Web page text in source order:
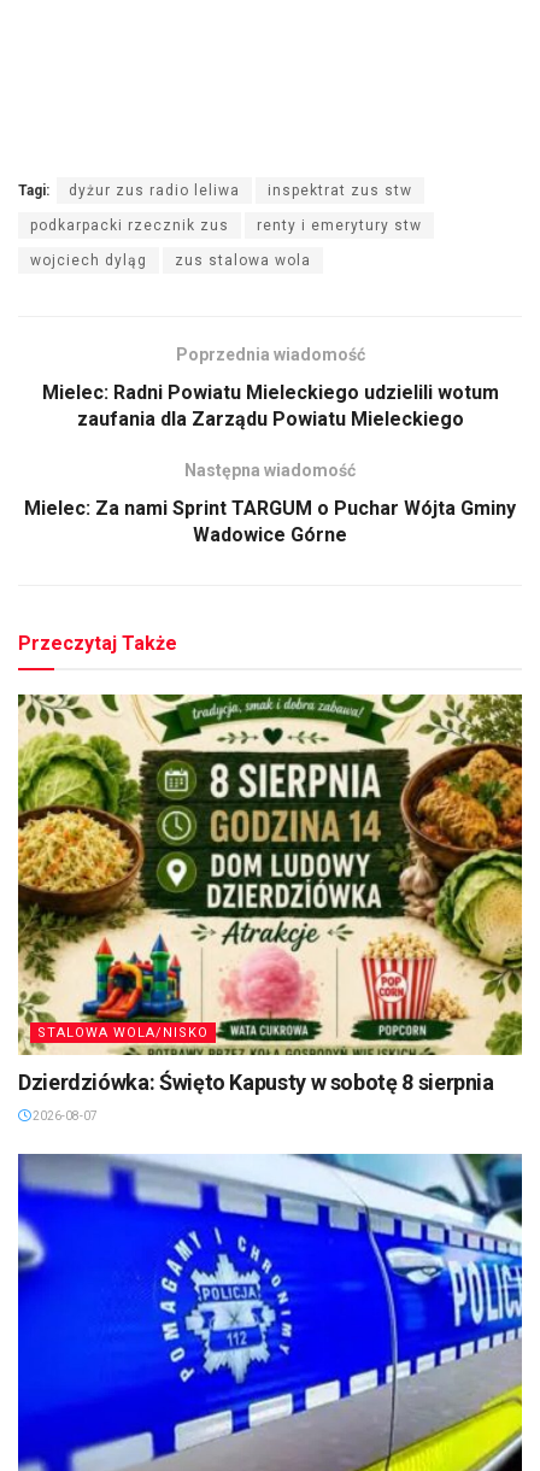
Tagi: dyżur zus radio leliwa inspektrat zus stw
podkarpacki rzecznik zus renty i emerytury stw
wojciech dyląg zus stalowa wola
Poprzednia wiadomość
Mielec: Radni Powiatu Mieleckiego udzielili wotum
zaufania dla Zarządu Powiatu Mieleckiego
Następna wiadomość
Mielec: Za nami Sprint TARGUM o Puchar Wójta Gminy
Wadowice Górne
Przeczytaj Także
STALOWA WOLA/NISKO
Dzierdziówka: Święto Kapusty w sobotę 8 sierpnia
2026-08-07